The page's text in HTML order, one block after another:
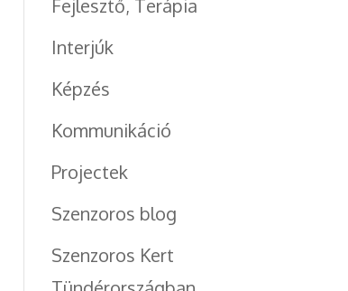
Fejlesztő, Terápia
Interjúk
Képzés
Kommunikáció
Projectek
Szenzoros blog
Szenzoros Kert